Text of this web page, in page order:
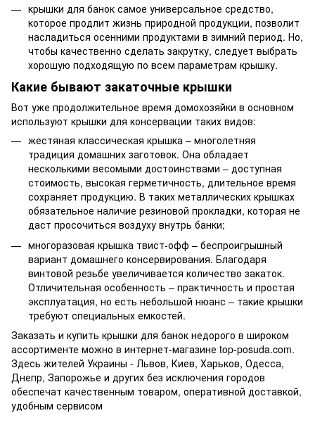
крышки для банок самое универсальное средство,
которое продлит жизнь природной продукции, позволит
насладиться осенними продуктами в зимний период. Но,
чтобы качественно сделать закрутку, следует выбрать
хорошую подходящую по всем параметрам крышку.
Какие бывают закаточные крышки
Вот уже продолжительное время домохозяйки в основном
используют крышки для консервации таких видов:
жестяная классическая крышка – многолетняя
традиция домашних заготовок. Она обладает
несколькими весомыми достоинствами – доступная
стоимость, высокая герметичность, длительное время
сохраняет продукцию. В таких металлических крышках
обязательное наличие резиновой прокладки, которая не
даст просочиться воздуху внутрь банки;
многоразовая крышка твист-офф – беспроигрышный
вариант домашнего консервирования. Благодаря
винтовой резьбе увеличивается количество закаток.
Отличительная особенность – практичность и простая
эксплуатация, но есть небольшой нюанс – такие крышки
требуют специальных емкостей.
Заказать и купить крышки для банок недорого в широком
ассортименте можно в интернет-магазине top-posuda.com.
Здесь жителей Украины - Львов, Киев, Харьков, Одесса,
Днепр, Запорожье и других без исключения городов
обеспечат качественным товаром, оперативной доставкой,
удобным сервисом